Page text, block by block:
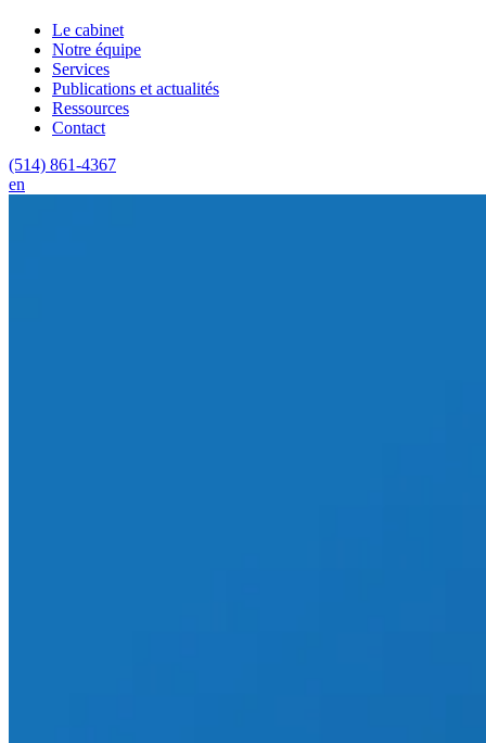
Le cabinet
Notre équipe
Services
Publications et actualités
Ressources
Contact
(514) 861-4367
en